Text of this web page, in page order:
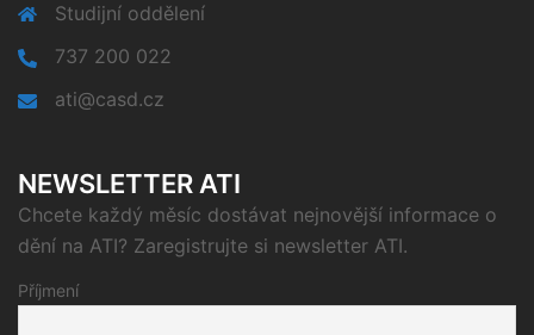
Studijní oddělení
737 200 022
ati@casd.cz
NEWSLETTER ATI
Chcete každý měsíc dostávat nejnovější informace o
dění na ATI? Zaregistrujte si newsletter ATI.
Příjmení